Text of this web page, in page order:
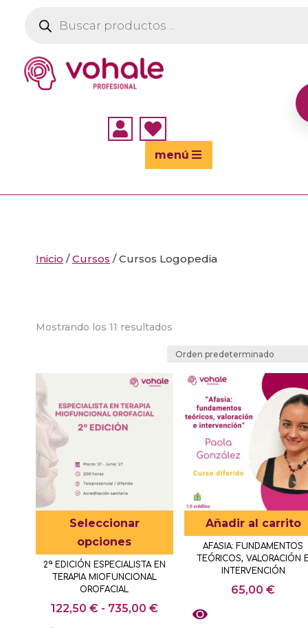
productos
 
menú
Inicio /Cursos / Cursos Logopedia
Mostrando los 11 resultados
Seleccionar
opciones
producto
tiene
múltiples
2ª EDICIÓN ESPECIALISTA EN
TERAPIA MIOFUNCIONAL
OROFACIAL
122,50 € - 735,00 €Rango
Añadir al carrito
AFASIA: FUNDAMENTOS
TEÓRICOS, VALORACIÓN
INTERVENCIÓN
65,00€